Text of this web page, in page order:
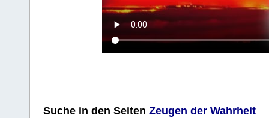
Suche in den Seiten Zeugen der Wahrheit